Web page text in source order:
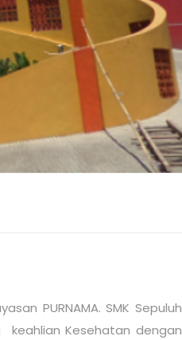
PURNAMA. SMK Sepuluh
keahlian Kesehatan dengan